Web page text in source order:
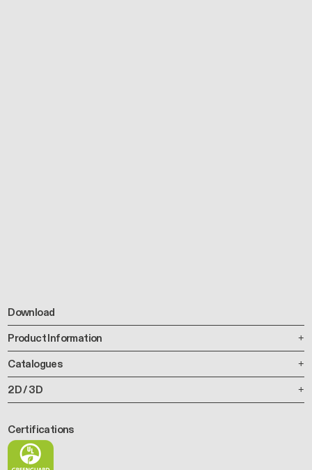
Download
Product Information
Catalogues
2D / 3D
Certifications